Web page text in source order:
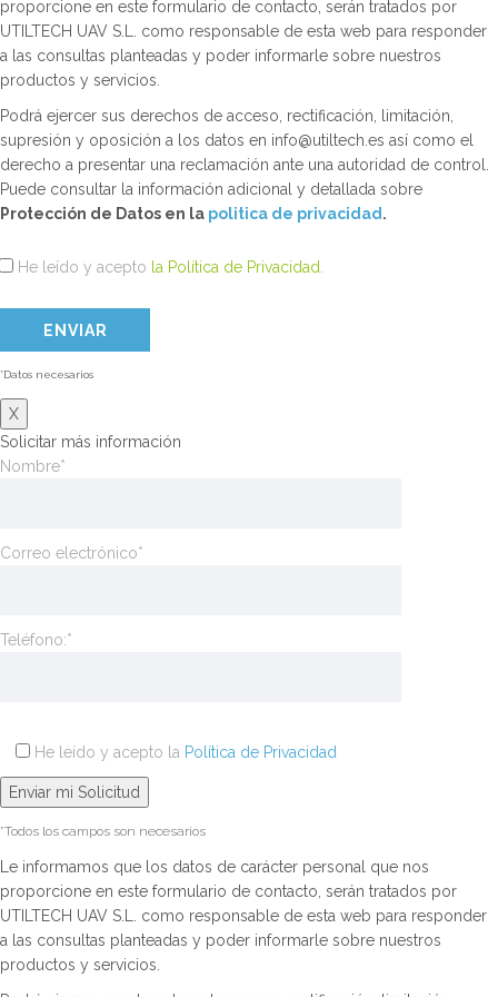
proporcione en este formulario de contacto, serán tratados por
UTILTECH UAV S.L. como responsable de esta web para responder
a las consultas planteadas y poder informarle sobre nuestros
productos y servicios.
Podrá ejercer sus derechos de acceso, rectificación, limitación,
supresión y oposición a los datos en info@utiltech.es así como el
derecho a presentar una reclamación ante una autoridad de control.
Puede consultar la información adicional y detallada sobre
Protección de Datos en la politica de privacidad .
He leído y acepto la Política de Privacidad
*Datos necesarios
X
Solicitar más información
Nombre*
Correo electrónico*
Teléfono:*
He leído y acepto la Política de Privacidad
*Todos los campos son necesarios
Le informamos que los datos de carácter personal que nos
proporcione en este formulario de contacto, serán tratados por
UTILTECH UAV S.L. como responsable de esta web para responder
a las consultas planteadas y poder informarle sobre nuestros
productos y servicios.